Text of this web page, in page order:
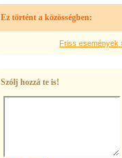
Ez történt a közösségben:
Friss események
Szólj hozzá te is!